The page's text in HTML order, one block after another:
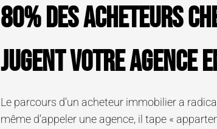
80% des acheteurs
jugent votre agence
Le parcours d’un acheteur immobilier a
même d’appeler une agence, il tape «